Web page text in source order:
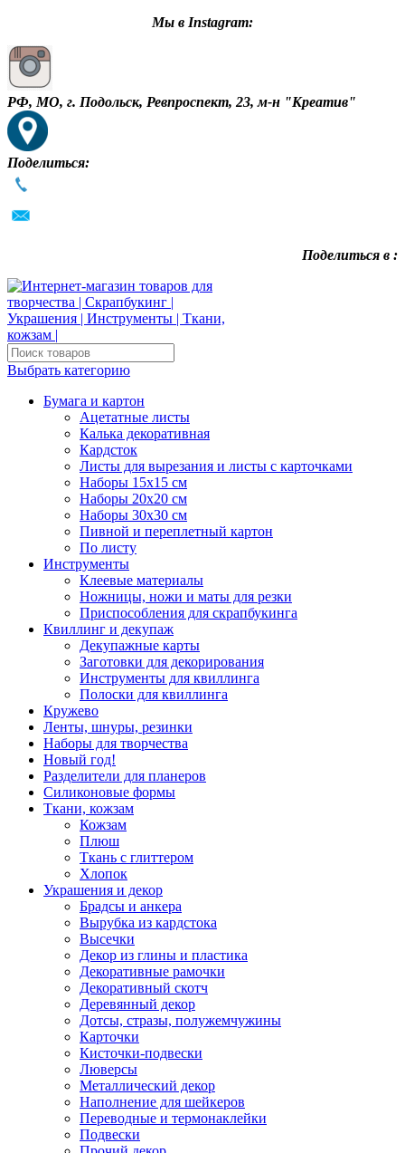
Мы в Instagram:
РФ, МО, г. Подольск, Ревпроспект, 23, м-н "Креатив"
Поделиться:
Поделиться в :
Выбрать категорию
Бумага и картон
Ацетатные листы
Калька декоративная
Кардсток
Листы для вырезания и листы с карточками
Наборы 15х15 см
Наборы 20х20 см
Наборы 30х30 см
Пивной и переплетный картон
По листу
Инструменты
Клеевые материалы
Ножницы, ножи и маты для резки
Приспособления для скрапбукинга
Квиллинг и декупаж
Декупажные карты
Заготовки для декорирования
Инструменты для квиллинга
Полоски для квиллинга
Кружево
Ленты, шнуры, резинки
Наборы для творчества
Новый год!
Разделители для планеров
Силиконовые формы
Ткани, кожзам
Кожзам
Плюш
Ткань с глиттером
Хлопок
Украшения и декор
Брадсы и анкера
Вырубка из кардстока
Высечки
Декор из глины и пластика
Декоративные рамочки
Декоративный скотч
Деревянный декор
Дотсы, стразы, полужемчужины
Карточки
Кисточки-подвески
Люверсы
Металлический декор
Наполнение для шейкеров
Переводные и термонаклейки
Подвески